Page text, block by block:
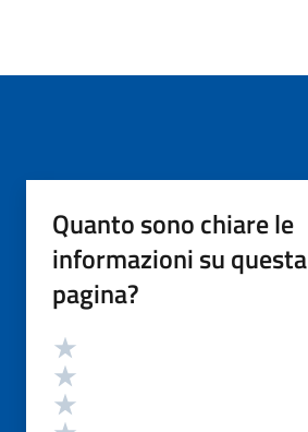
Quanto sono chiare le
informazioni su questa
pagina?
Valutazione